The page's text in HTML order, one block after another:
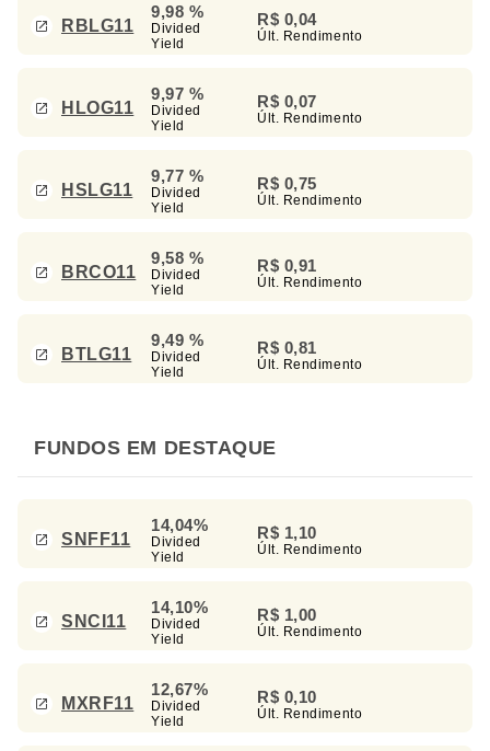
RBLG11
9,98 %
Divided
Yield
R$ 0,04
Últ. Rendimento
HLOG11
9,97 %
Divided
Yield
R$ 0,07
Últ. Rendimento
HSLG11
9,77 %
Divided
Yield
R$ 0,75
Últ. Rendimento
BRCO11
9,58 %
Divided
Yield
R$ 0,91
Últ. Rendimento
BTLG11
9,49 %
Divided
Yield
R$ 0,81
Últ. Rendimento
FUNDOS EM DESTAQUE
SNFF11
14,04%
Divided
Yield
R$ 1,10
Últ. Rendimento
SNCI11
14,10%
Divided
Yield
R$ 1,00
Últ. Rendimento
MXRF11
12,67%
Divided
Yield
R$ 0,10
Últ. Rendimento